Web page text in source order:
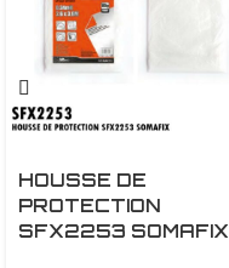
HOUSSE DE
PROTECTION
SFX2253 SOMAFIX